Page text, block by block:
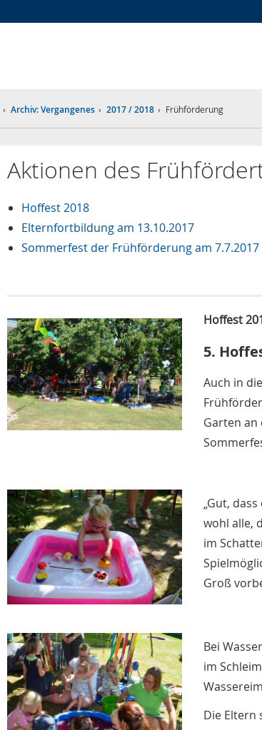
Archiv: Vergangenes 2017 / 2018 Frühförderung
Aktionen des
Hoffest 2018
Elternfortbildung am 13.10.2017
Sommerfest der Frühförderung am 7.7.2017
Hoffest
5.
Auch in
Garten an
„Gut,
wohl alle,
im
Groß
Bei
im
Die Eltern